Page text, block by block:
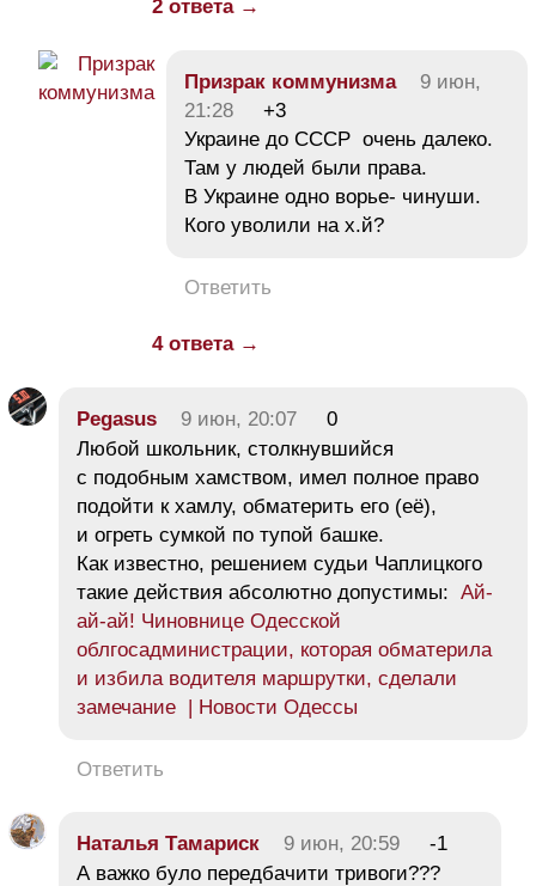
2 ответа →
Призрак коммунизма
9 июн,
21:28
+3
Украине до СССР очень далеко.
Там у людей были права.
В Украине одно ворье- чинуши.
Кого уволили на х.й?
Ответить
4 ответа →
Pegasus 9 июн, 20:07
0
Любой школьник, столкнувшийся
с подобным хамством, имел полное право
подойти к хамлу, обматерить его (её),
и огреть сумкой по тупой башке.
Как известно, решением судьи Чаплицкого
такие действия абсолютно допустимы: Ай-
ай-ай! Чиновнице Одесской
облгосадминистрации, которая обматерила
и избила водителя маршрутки, сделали
замечание | Новости Одессы
Ответить
Наталья Тамариск 9 июн, 20:59
-1
А важко було передбачити тривоги???